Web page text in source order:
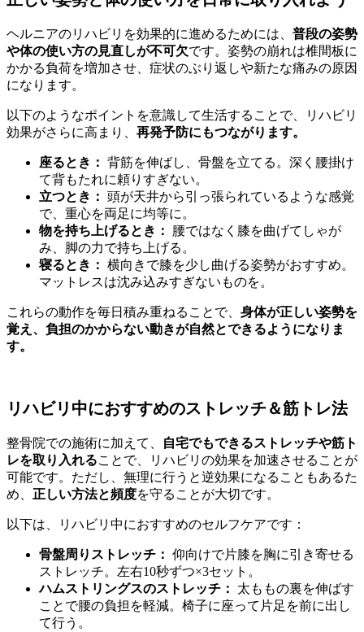
ヘルニアのリハビリを効果的に進めるためには、 普段の姿勢
や体の使い方の見直しが不可欠です。姿勢の崩れは椎間板に
かかる負荷を増加させ、症状のぶり返しや新たな痛みの原因
になります。
以下のようなポイントを意識して生活することで、リハビリ
効果がさらに高まり、 再発予防にもつながります。
座るとき： 背筋を伸ばし、骨盤を立てる。深く腰掛け
て背もたれに頼りすぎない。
立つとき： 頭が天井から引っ張られているような感覚
で、重心を両足に均等に。
物を持ち上げるとき：
腰ではなく膝を曲げてしゃが
み、脚の力で持ち上げる。
寝るとき： 横向きで膝を少し曲げる姿勢がおすすめ。
マットレスは沈み込みすぎないものを。
これらの動作を毎日積み重ねることで、 身体が正しい姿勢を
覚え、負担のかからない動きが自然とできるようになりま
す。
リハビリ中におすすめのストレッチ＆筋トレ法
整骨院での施術に加えて、
自宅でもできるストレッチや筋ト
レを取り入れることで、リハビリの効果を加速させることが
可能です。ただし、無理に行うと逆効果になることもあるた
め、 正しい方法と頻度を守ることが大切です。
以下は、リハビリ中におすすめのセルフケアです：
骨盤周りストレッチ： 仰向けで片膝を胸に引き寄せる
ストレッチ。左右10秒ずつ×3セット。
ハムストリングスのストレッチ：
太ももの裏を伸ばす
ことで腰の負担を軽減。椅子に座って片足を前に出し
て行う。